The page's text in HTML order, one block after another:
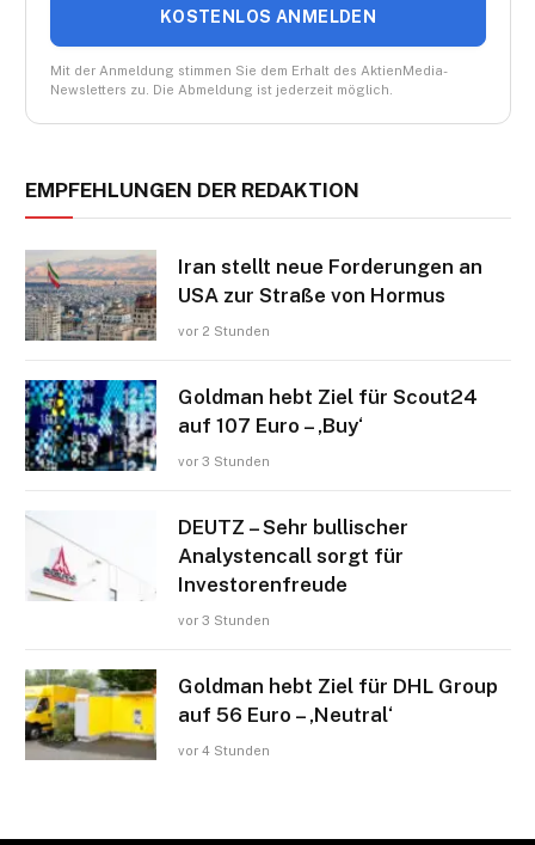
KOSTENLOS ANMELDEN
Mit der Anmeldung stimmen Sie dem Erhalt des AktienMedia-
Newsletters zu. Die Abmeldung ist jederzeit möglich.
EMPFEHLUNGEN DER REDAKTION
Iran stellt neue Forderungen an
USA zur Straße von Hormus
vor 2 Stunden
Goldman hebt Ziel für Scout24
auf 107 Euro – ‚Buy‘
vor 3 Stunden
DEUTZ – Sehr bullischer
Analystencall sorgt für
Investorenfreude
vor 3 Stunden
Goldman hebt Ziel für DHL Group
auf 56 Euro – ‚Neutral‘
vor 4 Stunden